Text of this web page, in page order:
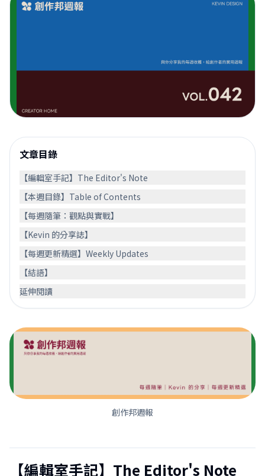
文章目錄
【編輯室手記】The Editor's Note
【本週目錄】Table of Contents
【每週隨筆：觀點與實戰】
【Kevin 的分享誌】
【每週更新精選】Weekly Updates
【結語】
延伸閱讀
創作邦週報
【編輯室手記】The Editor's Note